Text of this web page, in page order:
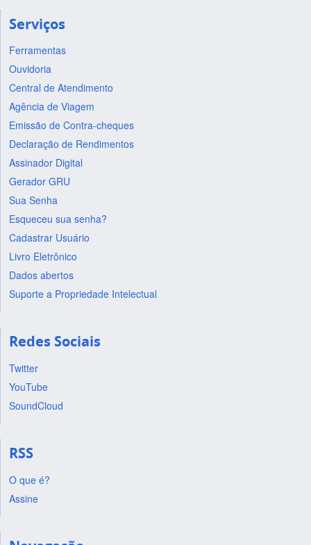
Serviços
Ferramentas
Ouvidoria
Central de Atendimento
Agência de Viagem
Emissão de Contra-cheques
Declaração de Rendimentos
Assinador Digital
Gerador GRU
Sua Senha
Esqueceu sua senha?
Cadastrar Usuário
Livro Eletrônico
Dados abertos
Suporte a Propriedade Intelectual
Redes Sociais
Twitter
YouTube
SoundCloud
RSS
O que é?
Assine